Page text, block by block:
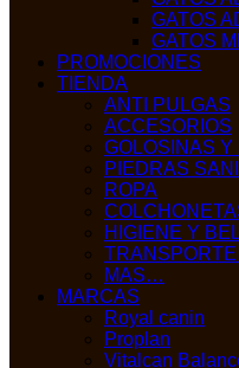
GATOS
GATOS
PROMOCIONES
TIENDA
ANTI PULGAS
ACCESORIOS
GOLOSINAS Y
PIEDRAS
ROPA
HIGIENE Y
MAS…
MARCAS
Royal canin
Proplan
Vitalcan